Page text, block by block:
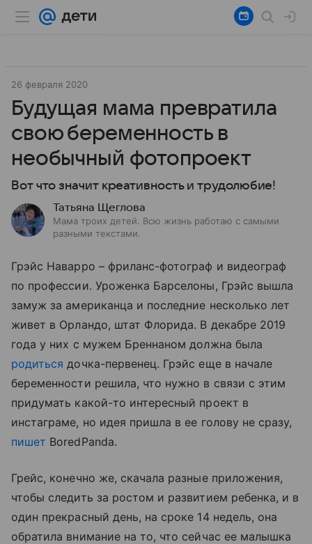
26 февраля 2020
Будущая мама превратила
свою беременность в
необычный фотопроект
Вот что значит креативность и трудолюбие!
Татьяна Щеглова
Мама троих детей. Всю жизнь работаю с самыми
разными текстами.
Грэйс Наварро – фриланс-фотограф и видеограф
по профессии. Уроженка Барселоны, Грэйс вышла
замуж за американца и последние несколько лет
живет в Орландо, штат Флорида. В декабре 2019
года у них с мужем Бреннаном должна была
родиться дочка-первенец. Грэйс еще в начале
беременности решила, что нужно в связи с этим
придумать какой-то интересный проект в
инстаграме, но идея пришла в ее голову не сразу,
пишет BoredPanda.
Грейс, конечно же, скачала разные приложения,
чтобы следить за ростом и развитием ребенка, и в
один прекрасный день, на сроке 14 недель, она
обратила внимание на то, что сейчас ее малышка